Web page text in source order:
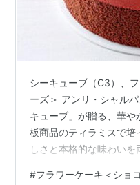
シーキューブ（C3）、
ーズ＞ アンリ・シャル
キューブ」が贈る、華
板商品のティラミスで
しさと本格的な味わい
#フラワーケーキ＜ショ